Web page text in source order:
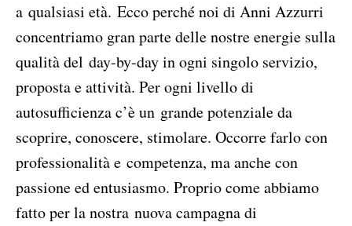
a qualsiasi età. Ecco perché noi di Anni Azzurri
concentriamo gran parte delle nostre energie sulla
qualità del day-by-day in ogni singolo servizio,
proposta e attività. Per ogni livello di
autosufficienza c’è un grande potenziale da
scoprire, conoscere, stimolare. Occorre farlo con
professionalità e competenza, ma anche con
passione ed entusiasmo. Proprio come abbiamo
fatto per la nostra nuova campagna di